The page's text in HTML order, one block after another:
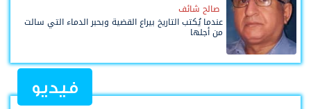
صالح شائف
عندما يُكتب التاريخ بيراع القضية وبحبر الدماء التي سالت
من أجلها
فيديو